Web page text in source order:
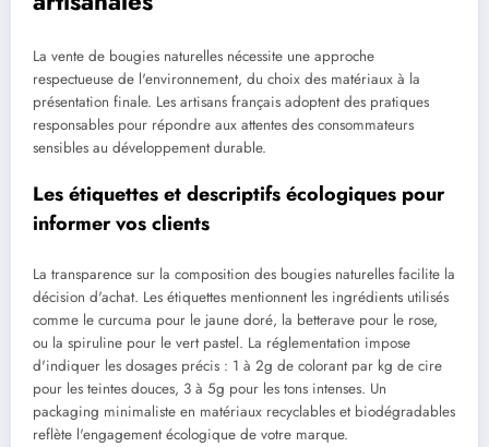
La vente de bougies naturelles nécessite une approche
respectueuse de l'environnement, du choix des matériaux à la
présentation finale. Les artisans français adoptent des pratiques
responsables pour répondre aux attentes des consommateurs
sensibles au développement durable.
Les étiquettes et descriptifs écologiques pour
informer vos clients
La transparence sur la composition des bougies naturelles facilite la
décision d'achat. Les étiquettes mentionnent les ingrédients utilisés
comme le curcuma pour le jaune doré, la betterave pour le rose,
ou la spiruline pour le vert pastel. La réglementation impose
d'indiquer les dosages précis : 1 à 2g de colorant par kg de cire
pour les teintes douces, 3 à 5g pour les tons intenses. Un
packaging minimaliste en matériaux recyclables et biodégradables
reflète l'engagement écologique de votre marque.